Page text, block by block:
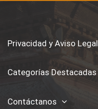
Privacidad y Aviso Legal
Categorías Destacadas
Contáctanos